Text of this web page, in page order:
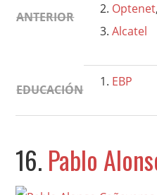
ANTERIOR
Optenet,
Alcatel
EDUCACIÓN
EBP
16. Pablo